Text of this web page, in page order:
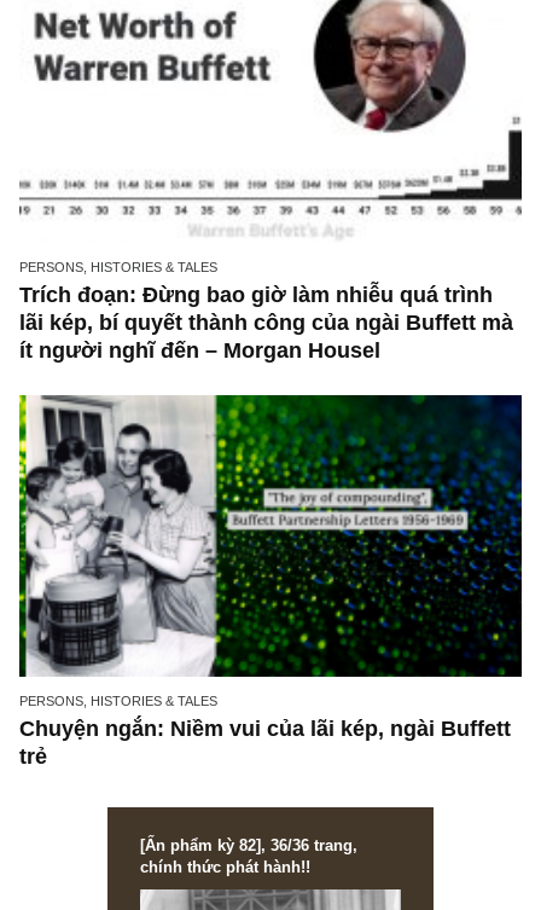
triệu USD đáng ngưỡng mộ (*)
PERSONS, HISTORIES & TALES
Trích đoạn: Đừng bao giờ làm nhiễu quá
lãi kép, bí quyết thành công của ngài Buffett
ít người nghĩ đến – Morgan Housel
PERSONS, HISTORIES & TALES